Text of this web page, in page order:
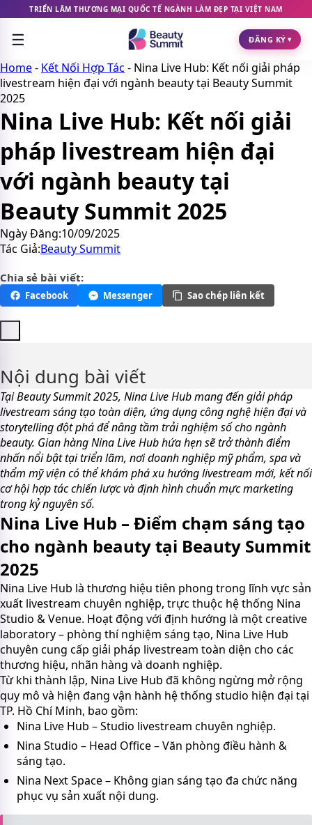
Chuyển
đến
nội
TRIỂN LÃM THƯƠNG MẠI QUỐC TẾ NGÀNH LÀM ĐẸP TẠI VIỆT NAM
☰ ĐĂNG KÝ ▾
Home- Kết Nối Hợp Tác - Nina Live Hub: Kết nối giải pháp
livestream hiện đại với ngành beauty tại Beauty Summit
2025
Nina Live Hub: Kết nối giải
pháp livestream hiện đại
với ngành beauty tại
Beauty Summit 2025
Ngày Đăng:10/09/2025
Tác Giả:Beauty Summit
Chia sẻ bài viết:
Facebook Messenger Sao chép liên kết
Nội dung bài viết
Tại Beauty Summit 2025, Nina Live Hub mang đến giải pháp
livestream sáng tạo toàn diện, ứng dụng công nghệ hiện đại và
storytelling đột phá để nâng tầm trải nghiệm số cho ngành
beauty. Gian hàng Nina Live Hub hứa hẹn sẽ trở thành điểm
nhấn nổi bật tại triển lãm, nơi doanh nghiệp mỹ phẩm, spa và
thẩm mỹ viện có thể khám phá xu hướng livestream mới, kết nối
cơ hội hợp tác chiến lược và định hình chuẩn mực marketing
trong kỷ nguyên số.
Nina Live Hub – Điểm chạm sáng tạo
cho ngành beauty tại Beauty Summit
2025
Nina Live Hub là thương hiệu tiên phong trong lĩnh vực sản
xuất livestream chuyên nghiệp, trực thuộc hệ thống Nina
Studio & Venue. Hoạt động với định hướng là một creative
laboratory – phòng thí nghiệm sáng tạo, Nina Live Hub
chuyên cung cấp giải pháp livestream toàn diện cho các
thương hiệu, nhãn hàng và doanh nghiệp.
Từ khi thành lập, Nina Live Hub đã không ngừng mở rộng
quy mô và hiện đang vận hành hệ thống studio hiện đại tại
TP. Hồ Chí Minh, bao gồm:
Nina Live Hub – Studio livestream chuyên nghiệp.
Nina Studio – Head Office – Văn phòng điều hành &
sáng tạo.
Nina Next Space – Không gian sáng tạo đa chức năng
phục vụ sản xuất nội dung.